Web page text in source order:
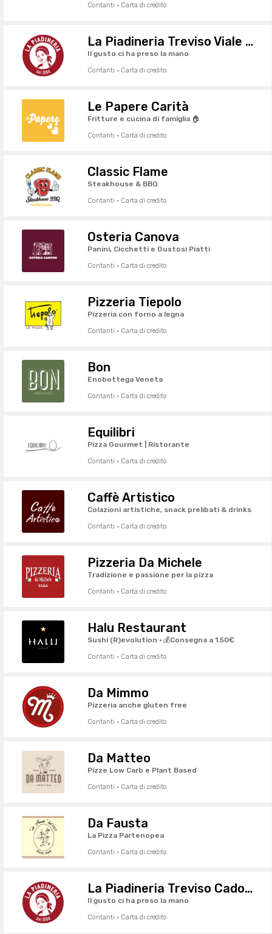
Contanti · Carta di credito
La Piadineria Treviso Viale della Repubblica
Il gusto ci ha preso la mano
Contanti · Carta di credito
Le Papere Carità
Fritture e cucina di famiglia 🏠
Contanti · Carta di credito
Classic Flame
Steakhouse & BBQ
Contanti · Carta di credito
Osteria Canova
Panini, Cicchetti e Gustosi Piatti
Contanti · Carta di credito
Pizzeria Tiepolo
Pizzeria con forno a legna
Contanti · Carta di credito
Bon
Enobottega Veneta
Contanti · Carta di credito
Equilibri
Pizza Gourmet | Ristorante
Contanti · Carta di credito
Caffè Artistico
Colazioni artistiche, snack prelibati & drinks
Contanti · Carta di credito
Pizzeria Da Michele
Tradizione e passione per la pizza
Contanti · Carta di credito
Halu Restaurant
Sushi (R)evolution · 💰Consegna a 1.50€
Contanti · Carta di credito
Da Mimmo
Pizzeria anche gluten free
Contanti · Carta di credito
Da Matteo
Pizze Low Carb e Plant Based
Contanti · Carta di credito
Da Fausta
La Pizza Partenopea
Contanti · Carta di credito
La Piadineria Treviso Cadorna
Il gusto ci ha preso la mano
Contanti · Carta di credito